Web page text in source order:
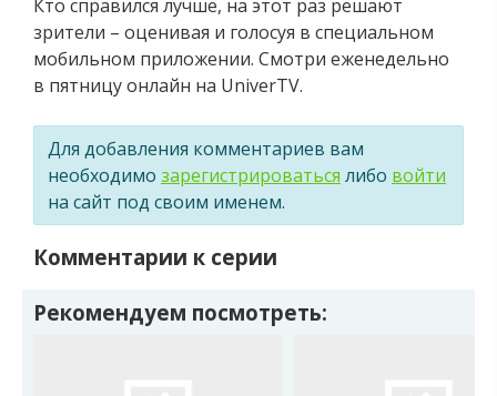
Кто справился лучше, на этот раз решают
зрители – оценивая и голосуя в специальном
мобильном приложении. Смотри еженедельно
в пятницу онлайн на UniverTV.
Для добавления комментариев вам
необходимо зарегистрироваться либо войти
на сайт под своим именем.
Комментарии к серии
Рекомендуем посмотреть: